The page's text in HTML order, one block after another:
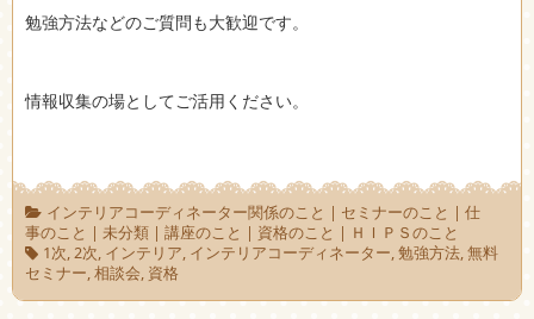
勉強方法などのご質問も大歓迎です。
情報収集の場としてご活用ください。
インテリアコーディネーター関係のこと | セミナーのこと | 仕
事のこと | 未分類 | 講座のこと | 資格のこと | ＨＩＰＳのこと
1次,2次, インテリア, インテリアコーディネーター,勉強方法,無料
セミナー,相談会, 資格